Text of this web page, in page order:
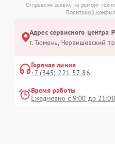
Отправляя заявку на ремонт
Политикой
Адрес сервисного центра
г. Тюмень, ​Червишевский
Горячая линия
+7 (345) 221-57-86
Время работы
Ежедневно с 9:00 до 21:00